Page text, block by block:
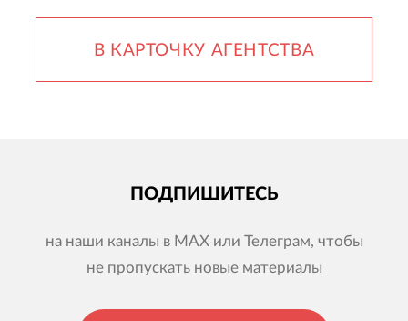
В КАРТОЧКУ АГЕНТСТВА
ПОДПИШИТЕСЬ
на наши каналы в MAX или Телеграм, чтобы
не пропускать новые материалы